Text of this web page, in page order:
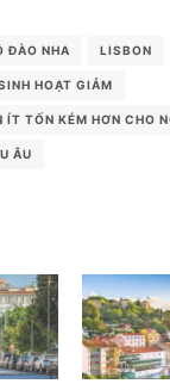
ĐÀO NHA LISBON
HOẠT GIẢM
ÍT TỐN KÉM HƠN CHO
ÂU